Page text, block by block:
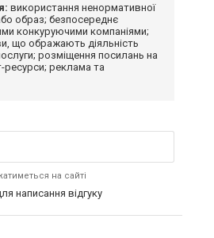
використання ненормативної
образ; безпосереднє
конкуруючими компаніями;
що ображають діяльність
послуги; розміщення посилань на
ресурси; реклама та
на сайті
написання відгуку